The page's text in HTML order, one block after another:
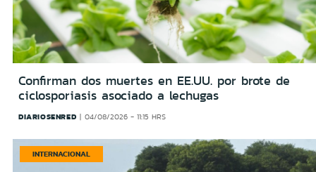
Confirman dos muertes en EE.UU. por brote de
ciclosporiasis asociado a lechugas
DIARIOSENRED 04/08/2026 - 11:15 HRS
INTERNACIONAL